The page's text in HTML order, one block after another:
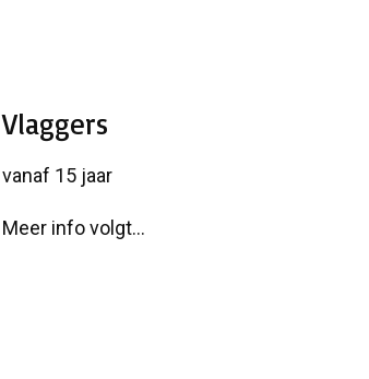
Vlaggers
vanaf 15 jaar
Meer info volgt...